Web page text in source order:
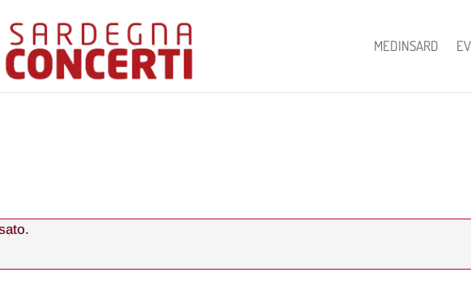
MEDINSARD